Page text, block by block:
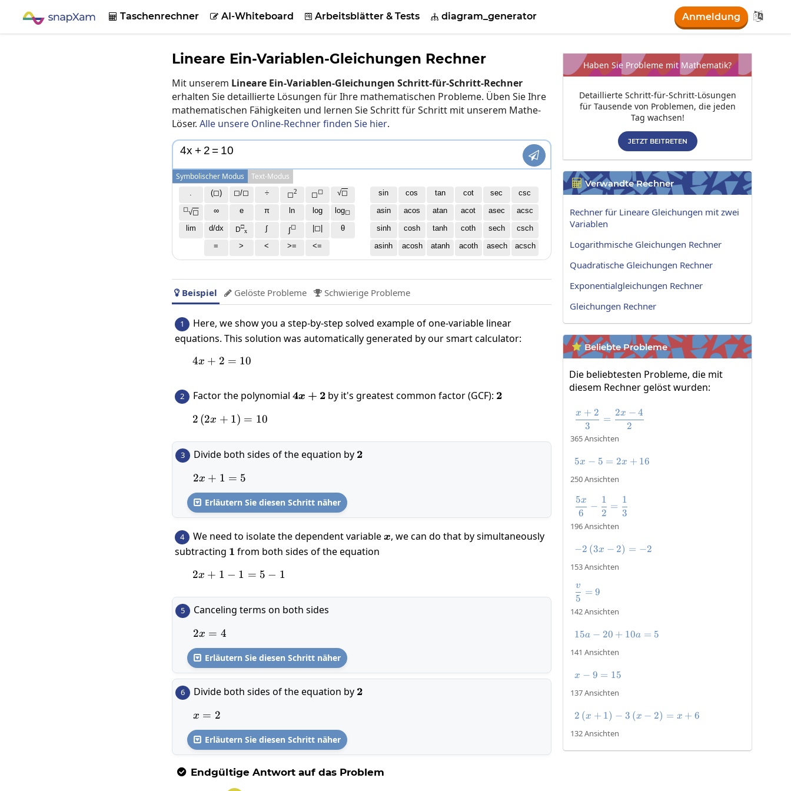
 Taschenrechner  AI-Whiteboard  Arbeitsblätter & Tests  diagram_generator Anmeldung 
Lineare Ein-Variablen-Gleichungen Rechner
Mit unserem Lineare Ein-Variablen-Gleichungen Schritt-für-Schritt-Rechner
erhalten Sie detaillierte Lösungen für Ihre mathematischen Probleme. Üben Sie Ihre
mathematischen Fähigkeiten und lernen Sie Schritt für Schritt mit unserem Mathe-
Löser. Alle unsere Online-Rechner finden Sie hier.
4x + 2 = 10 
Symbolischer Modus Text-Modus
(◻) ◻/◻ ÷ ◻2 ◻◻ √◻
◻√◻ ∞ e π ln log log◻
lim d/dx D□
x ∫ ∫◻ |◻|
θ
=
> < >= <=
sin cos tan cot sec
csc
asin
acos atan acot asec
acsc
sinh
cosh tanh coth sech
csch
asinh
acosh atanh acoth asech acsch
Beispiel  Gelöste Probleme  Schwierige Probleme
1
Here, we show you a step-by-step solved example of one-variable linear
equations. This solution was automatically generated by our smart calculator:
4x+2=10
4x + 2 = 10
2 Factor the polynomial 4x+2
4x + 2by it's greatest common factor (GCF): 2
2
2\left(2x+1\right)=10
2 (2x + 1) = 10
3 Divide both sides of the equation by 2
2
2x+1=5
2x + 1 = 5
 Erläutern Sie diesen Schritt näher
4 We need to isolate the dependent variablex
x, we can do that by simultaneously
subtracting 1
1 from both sides of the equation
2x+1-1=5-1
2x + 1 − 1 = 5 − 1
5
Canceling terms on both sides
2x=4
2x = 4
 Erläutern Sie diesen Schritt näher
6 Divide both sides of the equation by 2
2
x=2
x = 2
 Erläutern Sie diesen Schritt näher
 Endgültige Antwort auf das Problem
Haben Sie Probleme mit Mathematik?
Detaillierte Schritt-für-Schritt-Lösungen
für Tausende von Problemen, die jeden
Tag wachsen!
JETZT BEITRETEN
 Verwandte Rechner
Rechner für Lineare Gleichungen mit zwei
Variablen
Logarithmische Gleichungen Rechner
Quadratische Gleichungen Rechner
Exponentialgleichungen Rechner
Gleichungen Rechner
 Beliebte Probleme
Die beliebtesten Probleme, die mit
diesem Rechner gelöst wurden:
\frac{x+2}{3}=\frac{2x-4}{2}
3
x + 2
=
2
2x − 4
365 Ansichten
5x-5=2x+16
5x − 5 = 2x + 16
250 Ansichten
\frac{5x}{6}-\frac{1}{2}=\frac{1}{3}
6
5x
−
2
1
=
3
1
196 Ansichten
-2\left(3x-2\right)=-2
−2 (3x − 2) = −2
153 Ansichten
\frac{v}{5}=9
5
v
= 9
142 Ansichten
15a-20+10a=5
15a − 20 + 10a = 5
141 Ansichten
x-9=15
x − 9 = 15
137 Ansichten
2\left(x+1\right)-3\left(x-
2 (x + 1) − 3 (x − 2) = x + 6
132 Ansichten